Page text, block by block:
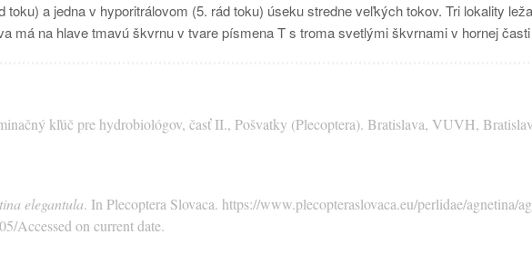
toku) a jedna v hyporitrálovom (5. rád toku) úseku stredne veľkých tokov. Tri lokality
má na hlave tmavú škvrnu v tvare písmena T s troma svetlými škvrnami v hornej
kľúč pre hydrobiológov, časť II., Pošvatky (Plecoptera). Bratislava, VUVH,
elegantula. In Plecoptera Slovaca. https://www.plecopteraslovaca.eu/perlidae/agnetina/
Accessed on current date.